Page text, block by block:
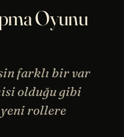
Oyunu
farklı bir var
olduğu gibi
rollere